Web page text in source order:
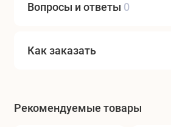
Вопросы и ответы 0
Как заказать
Рекомендуемые товары